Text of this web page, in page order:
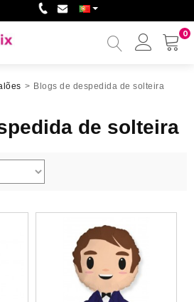
0
Minha
> Blogs de despedida de solteira
de solteira